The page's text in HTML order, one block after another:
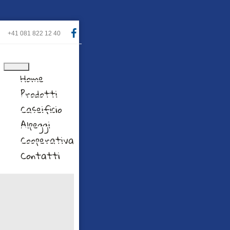
+41 081 822 12 40
Home
Prodotti
Caseificio
Alpeggi
Cooperativa
Contatti